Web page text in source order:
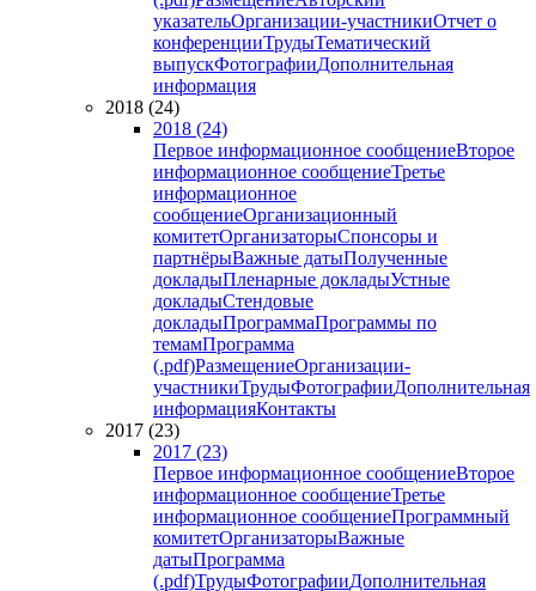
указательОрганизации-участникиОтчет о
конференцииТрудыТематический
выпускФотографииДополнительная
информация
2018 (24)
2018 (24)
Первое информационное сообщениеВторое
информационное сообщениеТретье
информационное
сообщениеОрганизационный
комитетОрганизаторыСпонсоры и
партнёрыВажные датыПолученные
докладыПленарные докладыУстные
докладыСтендовые
докладыПрограммаПрограммы по
темамПрограмма
(.pdf)РазмещениеОрганизации-
участникиТрудыФотографииДополнительная
информацияКонтакты
2017 (23)
2017 (23)
Первое информационное сообщениеВторое
информационное сообщениеТретье
информационное сообщениеПрограммный
комитетОрганизаторыВажные
датыПрограмма
(.pdf)ТрудыФотографииДополнительная